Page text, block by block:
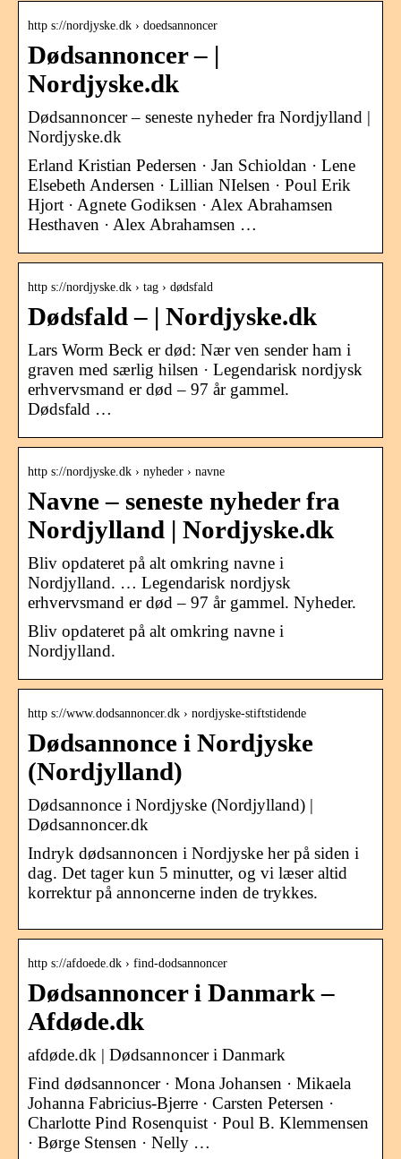
http s://nordjyske.dk › doedsannoncer
Dødsannoncer – |
Nordjyske.dk
Dødsannoncer – seneste nyheder fra Nordjylland |
Nordjyske.dk
Erland Kristian Pedersen · Jan Schioldan · Lene
Elsebeth Andersen · Lillian NIelsen · Poul Erik
Hjort · Agnete Godiksen · Alex Abrahamsen
Hesthaven · Alex Abrahamsen …
http s://nordjyske.dk › tag › dødsfald
Dødsfald – | Nordjyske.dk
Lars Worm Beck er død: Nær ven sender ham i
graven med særlig hilsen · Legendarisk nordjysk
erhvervsmand er død – 97 år gammel.
Dødsfald …
http s://nordjyske.dk › nyheder › navne
Navne – seneste nyheder fra
Nordjylland | Nordjyske.dk
Bliv opdateret på alt omkring navne i
Nordjylland. … Legendarisk nordjysk
erhvervsmand er død – 97 år gammel. Nyheder.
Bliv opdateret på alt omkring navne i
Nordjylland.
http s://www.dodsannoncer.dk › nordjyske-stiftstidende
Dødsannonce i Nordjyske
(Nordjylland)
Dødsannonce i Nordjyske (Nordjylland) |
Dødsannoncer.dk
Indryk dødsannoncen i Nordjyske her på siden i
dag. Det tager kun 5 minutter, og vi læser altid
korrektur på annoncerne inden de trykkes.
http s://afdoede.dk › find-dodsannoncer
Dødsannoncer i Danmark –
Afdøde.dk
afdøde.dk | Dødsannoncer i Danmark
Find dødsannoncer · Mona Johansen · Mikaela
Johanna Fabricius-Bjerre · Carsten Petersen ·
Charlotte Pind Rosenquist · Poul B. Klemmensen
· Børge Stensen · Nelly …